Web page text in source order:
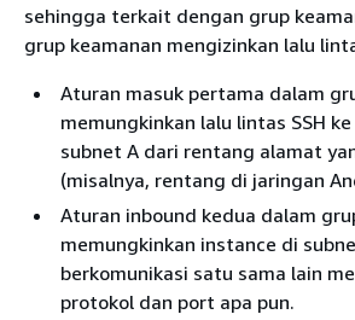
sehingga terkait dengan grup
grup keamanan mengizinkan lalu
Aturan masuk pertama dalam
memungkinkan lalu lintas SSH
subnet A dari rentang alamat
(misalnya, rentang di jaringan
Aturan inbound kedua dalam
memungkinkan instance di
berkomunikasi satu sama lain
protokol dan port apa pun.